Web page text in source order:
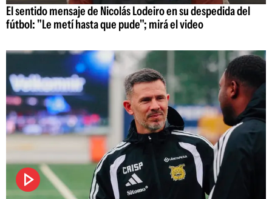
El sentido mensaje de Nicolás Lodeiro en su despedida del
fútbol: "Le metí hasta que pude"; mirá el video